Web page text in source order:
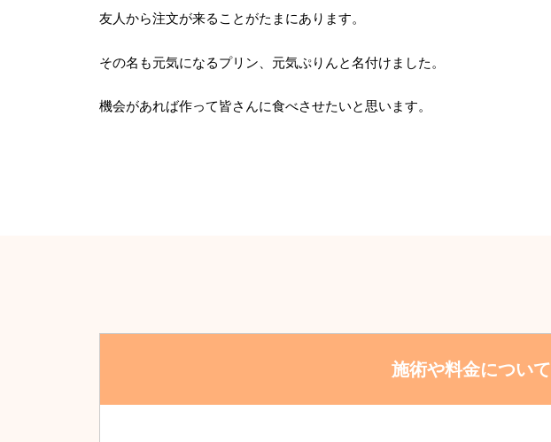
友人から注文が来ることがたまにあります。
その名も元気になるプリン、元気ぷりんと名付けました。
機会があれば作って皆さんに食べさせたいと思います。
施術や料金について